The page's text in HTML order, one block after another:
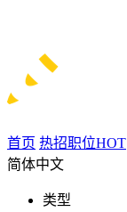
首页 热招职位HOT
简体中文
类型